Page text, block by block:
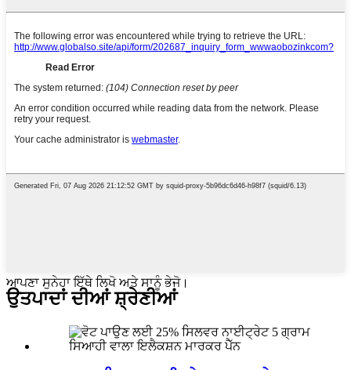
ਆਪਣਾ ਸੁਨੇਹਾ ਇੱਥੇ ਲਿਖੋ ਅਤੇ ਸਾਨੂੰ ਭੇਜੋ।
ਉਤਪਾਦਾਂ ਦੀਆਂ ਸ਼੍ਰੇਣੀਆਂ